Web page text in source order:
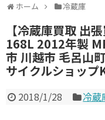
ホーム 冷蔵庫
【冷蔵庫買取 出
168L 2012年製
市 川越市 毛呂山
サイクルショップ
2018/1/28 冷蔵